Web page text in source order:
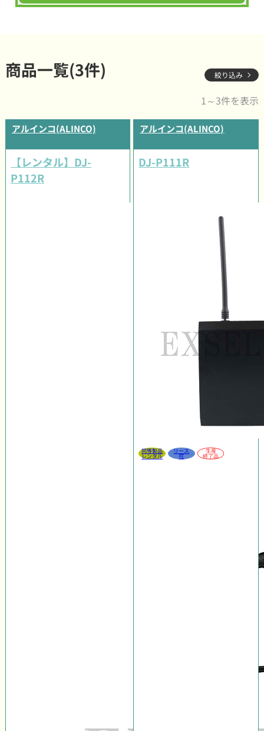
商品一覧(3件) 絞り込み
1～3件を表示
アルインコ(ALINCO)
【レンタル】DJ-
P112R
アルインコ(ALINCO)
DJ-P111R
同等製品
レンタル
リース
可
生産
終了品